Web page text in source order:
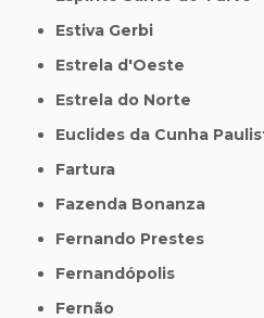
Estiva Gerbi
Estrela d'Oeste
Estrela do Norte
Euclides da Cunha
Fartura
Fazenda Bonanza
Fernando Prestes
Fernandópolis
Fernão